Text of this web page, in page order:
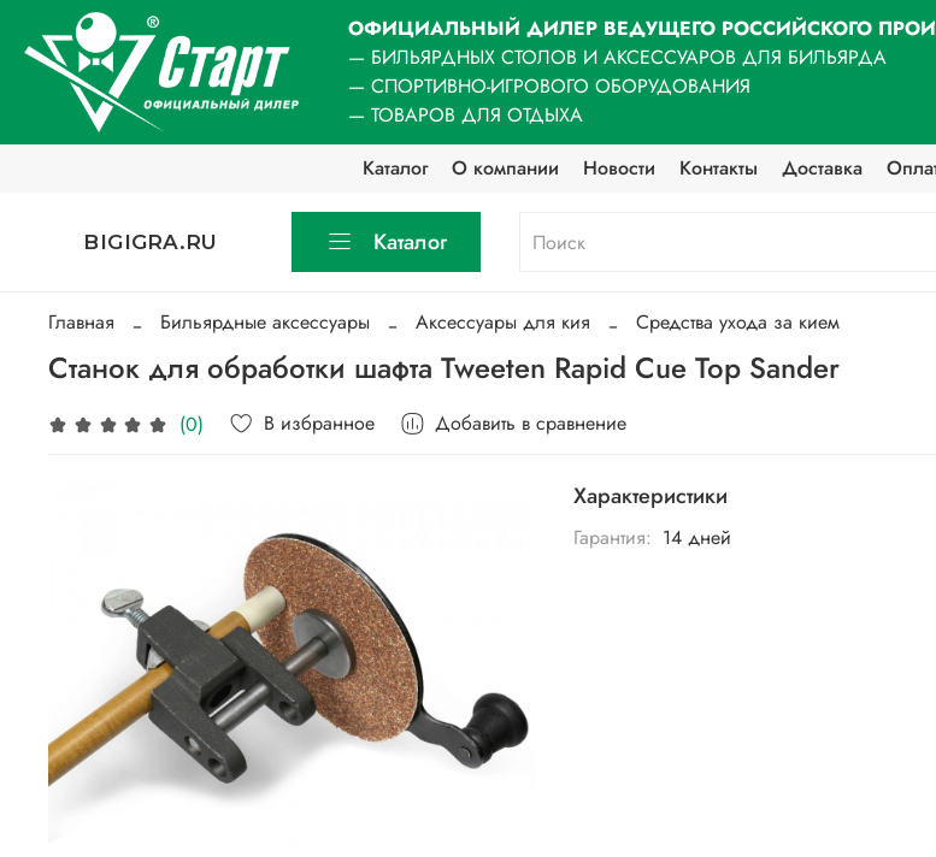
ОФИЦИАЛЬНЫЙ ДИЛЕР ВЕДУЩЕГО РОССИЙСКОГО
— БИЛЬЯРДНЫХ СТОЛОВ И АКСЕССУАРОВ ДЛЯ БИЛЬЯРДА
— СПОРТИВНО-ИГРОВОГО ОБОРУДОВАНИЯ
— ТОВАРОВ ДЛЯ ОТДЫХА
Каталог
О компании Новости Контакты Доставка
BIGIGRA.RU Каталог
Главная Бильярдные аксессуары Аксессуары для кия Средства ухода за кием
Станок для обработки шафта Tweeten Rapid Cue Top Sander
(0) В избранное Добавить в сравнение
Характеристики
Гарантия: 14 дней